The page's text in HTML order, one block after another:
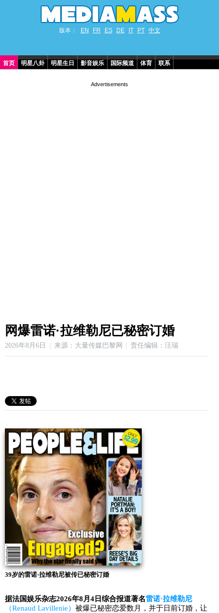
版本： EN FR ES DE IT PT 中文
首页 明星八卦 明星生日 影音娱乐 国际频道 体育 联系
网爆雷诺·拉维勒尼已秘密订婚
2026年8月6日 来源：大量传媒巴黎网 责任编辑：汪瑞
39岁的雷诺·拉维勒尼被传已秘密订婚
据法国娱乐杂志2026年8月4日综合报道著名雷诺·拉维勒尼
（Renaud Lavillenie） 被爆已秘密恋爱数月，并于日前订婚，让